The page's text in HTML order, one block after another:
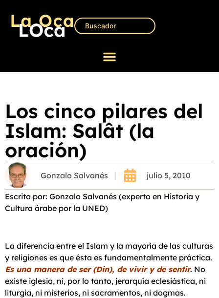
Los cinco pilares del
Islam: Salât (la
oración)
Gonzalo Salvanés julio 5, 2010
Escrito por: Gonzalo Salvanés (experto en Historia y
Cultura árabe por la UNED)
La diferencia entre el Islam y la mayoría de las culturas
y religiones es que ésta es fundamentalmente práctica.
Es una manera de ser (Din), de vivir y de sentir. No
existe iglesia, ni, por lo tanto, jerarquía eclesiástica, ni
liturgia, ni misterios, ni sacramentos, ni dogmas.